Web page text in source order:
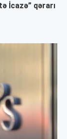
İcazə” qərarı